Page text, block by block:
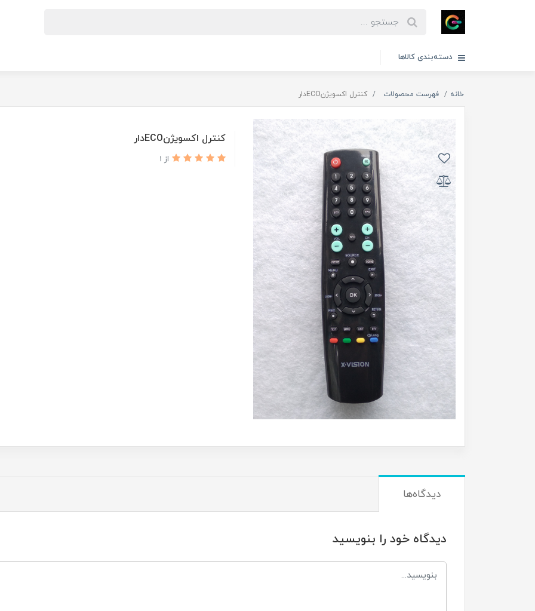
دسته‌بندی کالاها
خانه فهرست محصولات کنترل اکسویژنECOدار
کنترل اکسویژنECOدار
از 1
دیدگاه‌ها
دیدگاه خود را بنویسید